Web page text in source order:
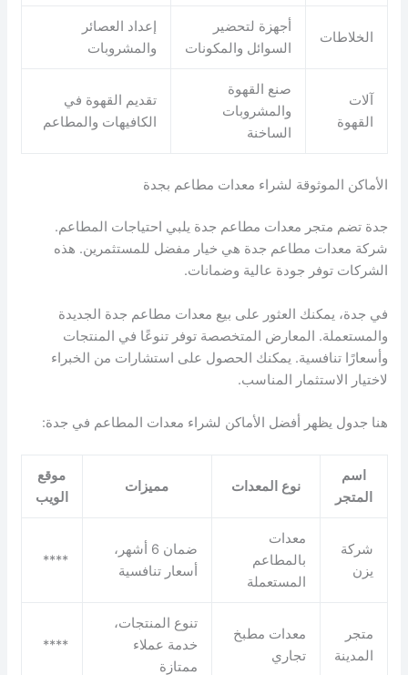
الخلاطات
أجهزة لتحضير
السوائل والمكونات
إعداد العصائر
والمشروبات
آلات
القهوة
صنع القهوة
والمشروبات
الساخنة
تقديم القهوة في
الكافيهات والمطاعم
الأماكن الموثوقة لشراء معدات مطاعم بجدة
جدة تضم متجر معدات مطاعم جدة يلبي احتياجات المطاعم.
شركة معدات مطاعم جدة هي خيار مفضل للمستثمرين. هذه
الشركات توفر جودة عالية وضمانات.
في جدة، يمكنك العثور على بيع معدات مطاعم جدة الجديدة
والمستعملة. المعارض المتخصصة توفر تنوعًا في المنتجات
وأسعارًا تنافسية. يمكنك الحصول على استشارات من الخبراء
لاختيار الاستثمار المناسب.
هنا جدول يظهر أفضل الأماكن لشراء معدات المطاعم في جدة:
اسم
المتجر
نوع المعدات مميزات
موقع
الويب
شركة
يزن
معدات
بالمطاعم
المستعملة
ضمان 6 أشهر،
أسعار تنافسية
****
متجر
المدينة
معدات مطبخ
تجاري
تنوع المنتجات،
خدمة عملاء
ممتازة
****